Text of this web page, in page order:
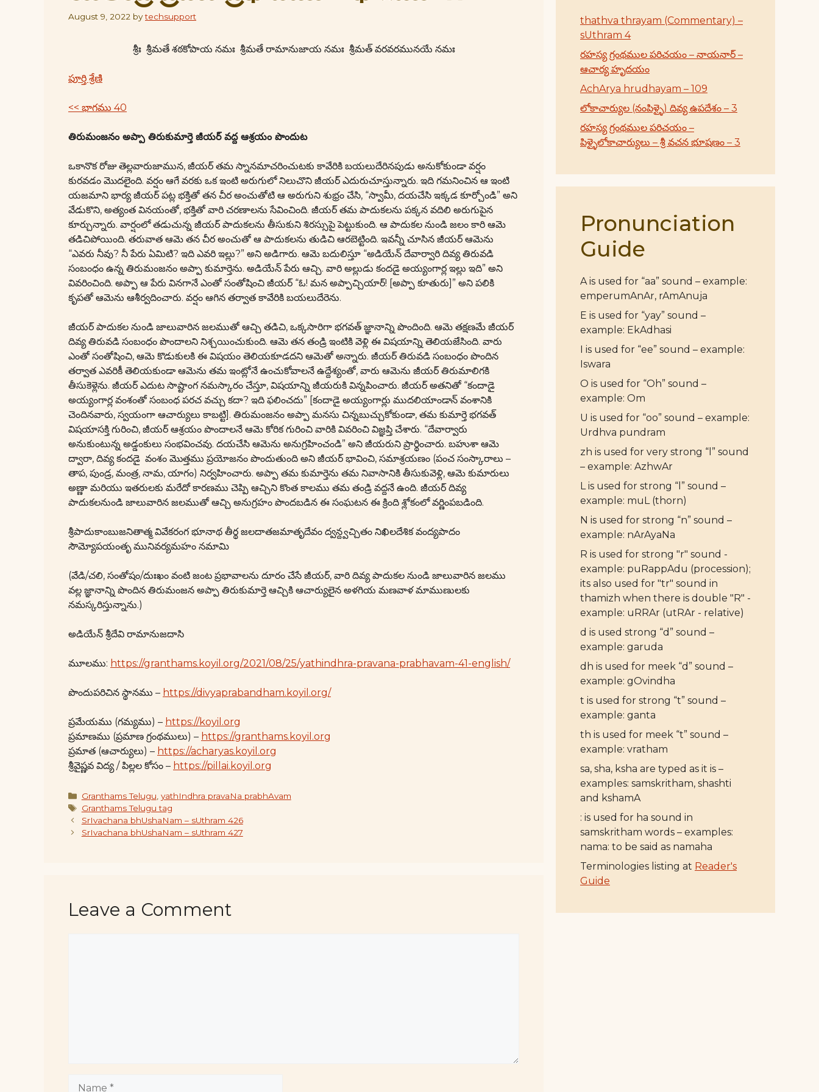
August 9, 2022 bytechsupport
శ్రీః శ్రీమతే శఠకోపాయ నమః శ్రీమతే రామానుజాయ నమః శ్రీమత్ వరవరమునయే నమః
పూర్తి శ్రేణి
<< భాగము 40
తిరుమంజనం అప్పా తిరుకుమార్తె జీయర్ వద్ద ఆశ్రయం పొందుట
ఒకానొక రోజు తెల్లవారుజామున, జీయర్ తమ స్నానమాచరించుటకు కావేరికి బయలుదేరినపుడు అనుకోకుండా వర్షం
కురవడం మొదలైంది. వర్షం ఆగే వరకు ఒక ఇంటి అరుగులో నిలుచొని జీయర్ ఎదురుచూస్తున్నారు. ఇది గమనించిన ఆ ఇంటి
యజమాని భార్య జీయర్ పట్ల భక్తితో తన చీర అంచుతోటి ఆ అరుగుని శుభ్రం చేసి, “స్వామీ, దయచేసి ఇక్కడ కూర్చోండి” అని
వేడుకొని, అత్యంత వినయంతో, భక్తితో వారి చరణాలను సేవించింది. జీయర్ తమ పాదుకలను పక్కన వదిలి అరుగుపైన
కూర్చున్నారు. వార్షంలో తడుచున్న జీయర్ పాదుకలను తీసుకుని శిరస్సుపై పెట్టుకుంది. ఆ పాదుకల నుండి జలం కారి ఆమె
తడిచిపోయింది. తరువాత ఆమె తన చీర అంచుతో ఆ పాదుకలను తుడిచి ఆరబెట్టింది. ఇవన్నీ చూసిన జీయర్ ఆమెను
“ఎవరు నీవు? నీ పేరు ఏమిటి? ఇది ఎవరి ఇల్లు?” అని అడిగారు. ఆమె బదులిస్తూ “అడియేన్ దేవార్వారి దివ్య తిరువడి
సంబంధం ఉన్న తిరుమంజనం అప్పా కుమార్తెను. అడియేన్ పేరు ఆచ్చి. వారి అల్లుడు కందడై అయ్యంగార్ల ఇల్లు ఇది” అని
వివరించింది. అప్పా ఆ పేరు వినగానే ఎంతో సంతోషించి జీయర్ “ఓ! మన అప్పాచ్చియార్! [అప్పా కూతురు]” అని పలికి
కృపతో ఆమెను ఆశీర్వదించారు. వర్షం ఆగిన తర్వాత కావేరికి బయలుదేరెను.
జీయర్ పాదుకల నుండి జాలువారిన జలముతో ఆచ్చి తడిచి, ఒక్కసారిగా భగవత్ జ్ఞానాన్ని పొందింది. ఆమె తక్షణమే జీయర్
దివ్య తిరువడి సంబంధం పొందాలని నిశ్చయించుకుంది. ఆమె తన తండ్రి ఇంటికి వెళ్లి ఈ విషయాన్ని తెలియజేసింది. వారు
ఎంతో సంతోషించి, ఆమె కొడుకులకి ఈ విషయం తెలియకూడదని ఆమెతో అన్నారు. జీయర్ తిరువడి సంబంధం పొందిన
తర్వాత ఎవరికీ తెలియకుండా ఆమెను తమ ఇంట్లోనే ఉంచుకోవాలనే ఉద్దేశ్యంతో, వారు ఆమెను జీయర్ తిరుమాలిగకి
తీసుకెళ్లెను. జీయర్ ఎదుట సాష్టాంగ నమస్కారం చేస్తూ, విషయాన్ని జీయరుకి విన్నపించారు. జీయర్ అతనితో “కందాడై
అయ్యంగార్ల వంశంతో సంబంధ పరచ వచ్చు కదా? ఇది ఫలించదు” [కందాడై అయ్యంగార్లు ముదలియాండాన్ వంశానికి
చెందినవారు, స్వయంగా ఆచార్యులు కాబట్టి]. తిరుమంజనం అప్పా మనసు చిన్నబుచ్చుకోకుండా, తమ కుమార్తె భగవత్
విషయాసక్తి గురించి, జీయర్ ఆశ్రయం పొందాలనే ఆమె కోరిక గురించి వారికి వివరించి విజ్ఞప్తి చేశారు. “దేవార్వారు
అనుకుంటున్న అడ్డంకులు సంభవించవు. దయచేసి ఆమెను అనుగ్రహించండి” అని జీయరుని ప్రార్థించారు. బహుశా ఆమె
ద్వారా, దివ్య కందడై వంశం మొత్తము ప్రయోజనం పొందుతుంది అని జీయర్ భావించి, సమాశ్రయణం (పంచ సంస్కారాలు –
తాప, పుండ్ర, మంత్ర, నామ, యాగం) నిర్వహించారు. అప్పా తమ కుమార్తెను తమ నివాసానికి తీసుకువెళ్లి, ఆమె కుమారులు
అణ్ణా మరియు ఇతరులకు మరేదో కారణము చెప్పి ఆచ్చిని కొంత కాలము తమ తండ్రి వద్దనే ఉంది. జీయర్ దివ్య
పాదుకలనుండి జాలువారిన జలముతో ఆచ్చి అనుగ్రహం పొందబడిన ఈ సంఘటన ఈ క్రింది శ్లోకంలో వర్ణింపబడింది.
శ్రీపాదుకాంబుజనితాత్మ వివేకరంగ భూనాథ తీర్థ జలదాతజమాతృదేవం ద్వన్ద్వచ్చితం నిఖిలదేశిక వంద్యపాదం
సౌమ్యోపయంతృ మునివర్యమహం నమామి
(వేడి/చలి, సంతోషం/దుఃఖం వంటి జంట ప్రభావాలను దూరం చేసే జీయర్, వారి దివ్య పాదుకల నుండి జాలువారిన జలము
వల్ల జ్ఞానాన్ని పొందిన తిరుమంజన అప్పా తిరుకుమార్తె ఆచ్చికి ఆచార్యులైన అళగియ మణవాళ మాముణులకు
నమస్కరిస్తున్నాను.)
అడియేన్ శ్రీదేవి రామానుజదాసి
మూలము: https://granthams.koyil.org/2021/08/25/yathindhra-pravana-prabhavam-41-english/
పొందుపరిచిన స్థానము – https://divyaprabandham.koyil.org/
ప్రమేయము (గమ్యము) – https://koyil.org
ప్రమాణము (ప్రమాణ గ్రంథములు) – https://granthams.koyil.org
ప్రమాత (ఆచార్యులు) – https://acharyas.koyil.org
శ్రీవైష్ణవ విద్య / పిల్లల కోసం – https://pillai.koyil.org
Categories
Granthams Telugu yathIndhra pravaNa prabhAvam
Tags
Granthams Telugu tag
SrIvachana bhUshaNam – sUthram 426
SrIvachana bhUshaNam – sUthram 427
Leave a Comment
thathva thrayam (Commentary) –
sUthram 4
రహస్య గ్రంథముల పరిచయం – నాయనార్ –
ఆచార్య హృదయం
AchArya hrudhayam – 109
లోకాచార్యుల (నంపిళ్ళై) దివ్య ఉపదేశం – 3
రహస్య గ్రంథముల పరిచయం –
పిళ్ళైలోకాచార్యులు – శ్రీ వచన భూషణం – 3
Pronunciation
Guide
A is used for “aa” sound – example:
emperumAnAr, rAmAnuja
E is used for “yay” sound –
example: EkAdhasi
I is used for “ee” sound – example:
Iswara
O is used for “Oh” sound –
example: Om
U is used for “oo” sound – example:
Urdhva pundram
zh is used for very strong “l” sound
– example: AzhwAr
L is used for strong “l” sound –
example: muL (thorn)
N is used for strong “n” sound –
example: nArAyaNa
R is used for strong "r" sound -
example: puRappAdu (procession);
its also used for "tr" sound in
thamizh when there is double "R" -
example: uRRAr (utRAr - relative)
d is used strong “d” sound –
example: garuda
dh is used for meek “d” sound –
example: gOvindha
t is used for strong “t” sound –
example: ganta
th is used for meek “t” sound –
example: vratham
sa, sha, ksha are typed as it is –
examples: samskritham, shashti
and kshamA
: is used for ha sound in
samskritham words – examples:
nama: to be said as namaha
Terminologies listing at Reader's
Guide